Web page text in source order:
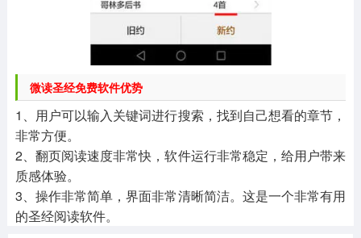
微读圣经免费软件优势
1、用户可以输入关键词进行搜索，找到自己想看的章节，
非常方便。
2、翻页阅读速度非常快，软件运行非常稳定，给用户带来
质感体验。
3、操作非常简单，界面非常清晰简洁。这是一个非常有用
的圣经阅读软件。